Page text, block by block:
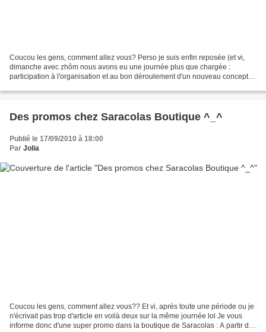
Coucou les gens, comment allez vous? Perso je suis enfin reposée (et vi,
dimanche avec zhôm nous avons eu une journée plus que chargée :
participation à l'organisation et au bon déroulement d'un nouveau concept
Des promos chez Saracolas Boutique ^_^
Publié le 17/09/2010 à 18:00
Par Jolia
Coucou les gens, comment allez vous?? Et vi, après toute une période ou je
n'écrivait pas trop d'article en voilà deux sur la même journée lol Je vous
informe donc d'une super promo dans la boutique de Saracolas : A partir de